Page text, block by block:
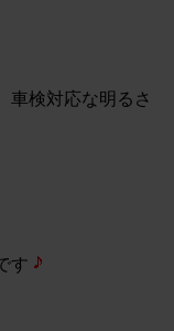
車検対応な明るさ
す